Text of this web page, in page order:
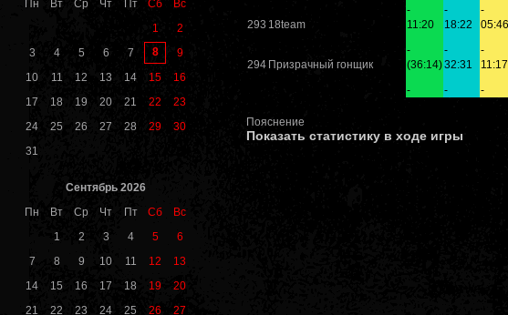
Пн
Вт Ср Чт Пт Сб
Вс
1
2
3
4 5 6 7 8
9
10
11 12 13 14 15
16
17
18 19 20 21 22
23
24
25 26 27 28 29
30
31
Сентябрь 2026
Пн
Вт Ср Чт Пт Сб
Вс
1
2 3 4 5
6
7
8 9 10 11 12
13
14
15 16 17 18 19
20
21
22 23 24 25 26 27
-
-
-
293 18team
11:20
-
18:22
-
05:46
-
294 Призрачный гонщик
(36:14)
-
32:31
-
11:17
-
Пояснение
Показать статистику в ходе игры